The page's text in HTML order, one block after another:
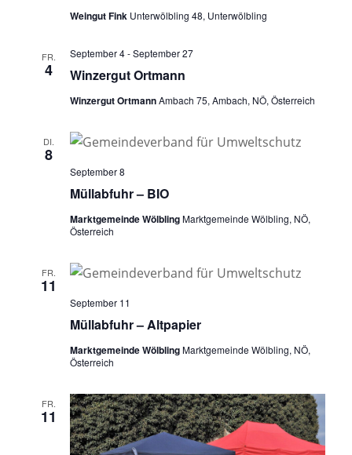
Weingut Fink Unterwölbling 48, Unterwölbling
FR.
4 Winzergut Ortmann
September 4-September 27
Winzergut OrtmannAmbach 75, Ambach, NÖ, Österreich
DI.
8
Müllabfuhr – BIO
September 8
Marktgemeinde WölblingMarktgemeinde Wölbling, NÖ,
Österreich
FR.
11
Müllabfuhr – Altpapier
September 11
Marktgemeinde WölblingMarktgemeinde Wölbling, NÖ,
Österreich
FR.
11